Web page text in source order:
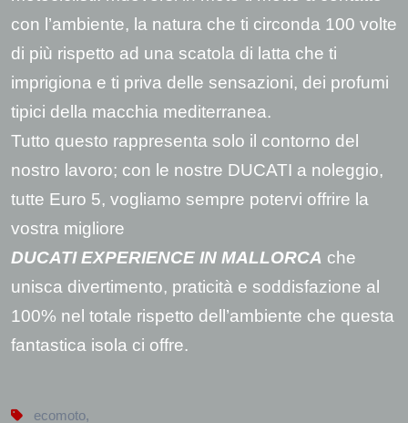
con l’ambiente, la natura che ti circonda 100 volte
di più rispetto ad una scatola di latta che ti
imprigiona e ti priva delle sensazioni, dei profumi
tipici della macchia mediterranea.
Tutto questo rappresenta solo il contorno del
nostro lavoro; con le nostre DUCATI a noleggio,
tutte Euro 5, vogliamo sempre potervi offrire la
vostra migliore
DUCATI EXPERIENCE IN MALLORCA che
unisca divertimento, praticità e soddisfazione al
100% nel totale rispetto dell’ambiente che questa
fantastica isola ci offre.
ecomoto,